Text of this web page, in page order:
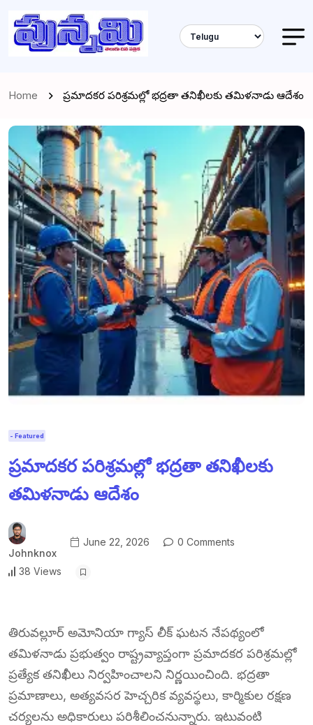
Home ప్రమాదకర పరిశ్రమల్లో భద్రతా తనిఖీలకు తమిళనాడు ఆదేశం
- Featured
ప్రమాదకర పరిశ్రమల్లో భద్రతా తనిఖీలకు
తమిళనాడు ఆదేశం
Johnknox
June 22, 2026 0 Comments
38 Views
తిరువల్లూర్ అమోనియా గ్యాస్ లీక్ ఘటన నేపథ్యంలో
తమిళనాడు ప్రభుత్వం రాష్ట్రవ్యాప్తంగా ప్రమాదకర పరిశ్రమల్లో
ప్రత్యేక తనిఖీలు నిర్వహించాలని నిర్ణయించింది. భద్రతా
ప్రమాణాలు, అత్యవసర హెచ్చరిక వ్యవస్థలు, కార్మికుల రక్షణ
చర్యలను అధికారులు పరిశీలించనున్నారు. ఇటువంటి